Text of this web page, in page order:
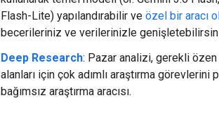
Flash-Lite) yapılandırabilir ve özel bir aracı
becerileriniz ve verilerinizle
Deep Research: Pazar analizi, gerekli özen
alanları için çok adımlı araştırma
bağımsız araştırma aracısı.